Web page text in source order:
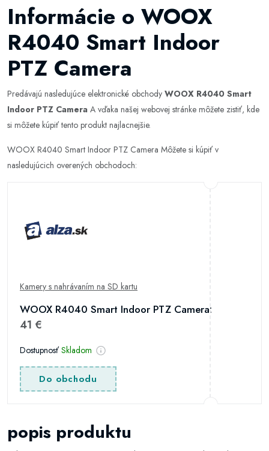
Informácie o WOOX
R4040 Smart Indoor
PTZ Camera
Predávajú nasledujúce elektronické obchody WOOX R4040 Smart
Indoor PTZ Camera A vďaka našej webovej stránke môžete zistiť, kde
si môžete kúpiť tento produkt najlacnejšie.
WOOX R4040 Smart Indoor PTZ Camera Môžete si kúpiť v
nasledujúcich overených obchodoch:
Kamery s nahrávaním na SD kartu
WOOX R4040 Smart Indoor PTZ Camera:
41 €
Dostupnosť Skladom
Do obchodu
popis produktu